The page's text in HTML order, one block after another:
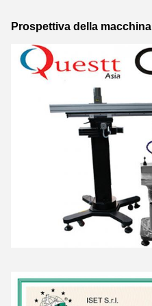
Prospettiva della macchina